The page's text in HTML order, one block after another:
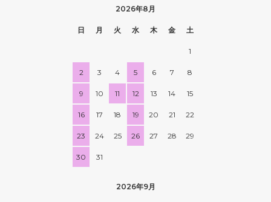
2026年8月
日 月 火 水 木 金 土
1
2 3 4 5 6 7 8
9 10 11 12 13 14 15
16 17 18 19 20 21 22
23 24 25 26 27 28 29
30 31
2026年9月